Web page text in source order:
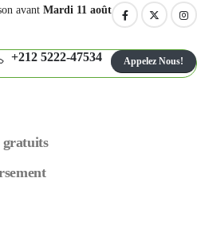
avant Mardi 11 août
+212 5222-47534 Appelez Nous!